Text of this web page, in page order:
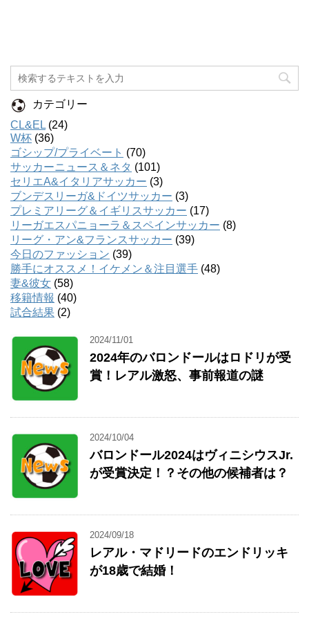
カテゴリー
CL&EL (24)
W杯 (36)
ゴシップ/プライベート (70)
サッカーニュース＆ネタ (101)
セリエA&イタリアサッカー (3)
ブンデスリーガ&ドイツサッカー (3)
プレミアリーグ＆イギリスサッカー (17)
リーガエスパニョーラ＆スペインサッカー (8)
リーグ・アン&フランスサッカー (39)
今日のファッション (39)
勝手にオススメ！イケメン＆注目選手 (48)
妻&彼女 (58)
移籍情報 (40)
試合結果 (2)
2024/11/01
2024年のバロンドールはロドリが受
賞！レアル激怒、事前報道の謎
2024/10/04
バロンドール2024はヴィニシウスJr.
が受賞決定！？その他の候補者は？
2024/09/18
レアル・マドリードのエンドリッキ
が18歳で結婚！